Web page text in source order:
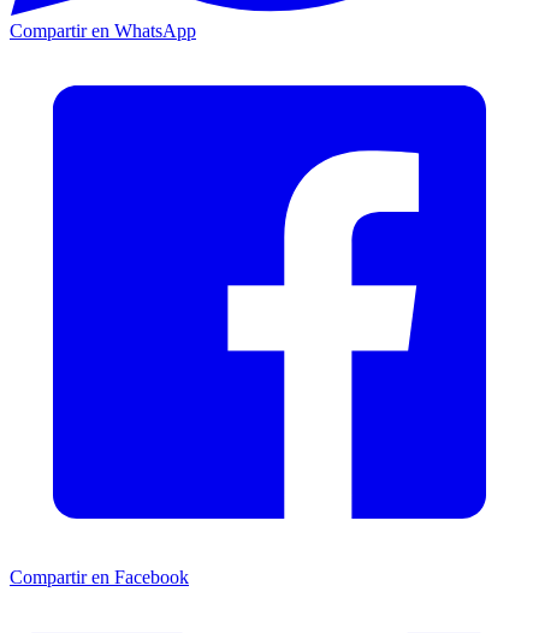
Compartir en WhatsApp
Compartir en Facebook